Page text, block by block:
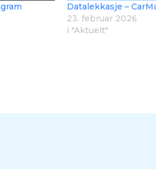
Datalekkasje –
23. februar 2026
i "Aktuelt"